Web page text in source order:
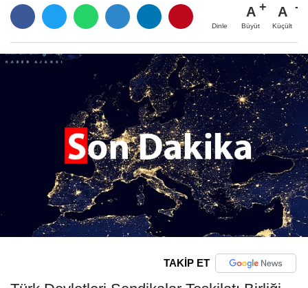
Dinle
A
Büyüt
A
Küçült
TAKİP ET